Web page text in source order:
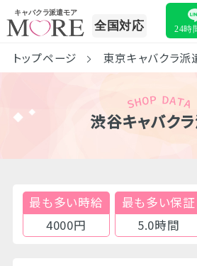
キャバクラ派遣モア
全国対応 24時
トップページ 東京キャバクラ派
渋谷キャバク
最も多い時給
4000円
最も多い保証
5.0時間